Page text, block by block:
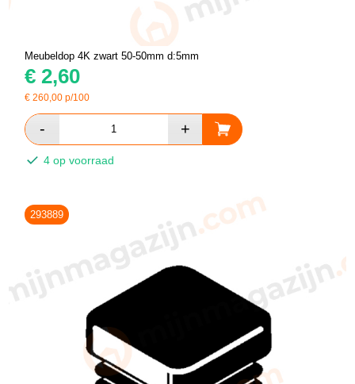
Meubeldop 4K zwart 50-50mm d:5mm
€ 2,60
€260,00 p/100
4 op voorraad
293889